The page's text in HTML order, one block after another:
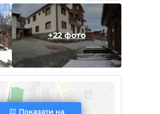
+22 фото
Показати на